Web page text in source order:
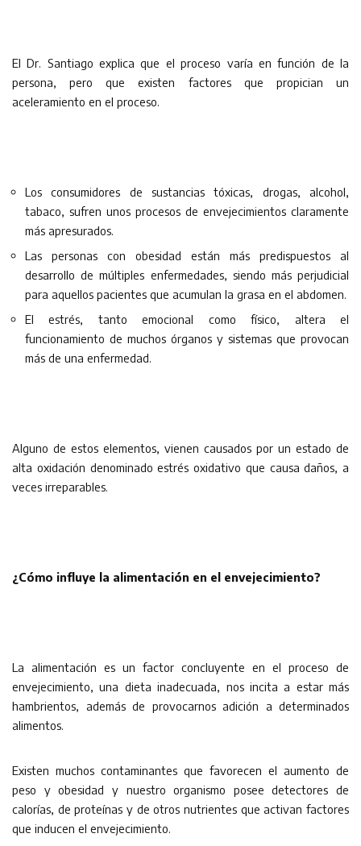
El Dr. Santiago explica que el proceso varía en función de la
persona, pero que existen factores que propician un
aceleramiento en el proceso.
Los consumidores de sustancias tóxicas, drogas, alcohol,
tabaco, sufren unos procesos de envejecimientos claramente
más apresurados.
Las personas con obesidad están más predispuestos al
desarrollo de múltiples enfermedades, siendo más perjudicial
para aquellos pacientes que acumulan la grasa en el abdomen.
El estrés, tanto emocional como físico, altera el
funcionamiento de muchos órganos y sistemas que provocan
más de una enfermedad.
Alguno de estos elementos, vienen causados por un estado de
alta oxidación denominado estrés oxidativo que causa daños, a
veces irreparables.
¿Cómo influye la alimentación en el envejecimiento?
La alimentación es un factor concluyente en el proceso de
envejecimiento, una dieta inadecuada, nos incita a estar más
hambrientos, además de provocarnos adición a determinados
alimentos.
Existen muchos contaminantes que favorecen el aumento de
peso y obesidad y nuestro organismo posee detectores de
calorías, de proteínas y de otros nutrientes que activan factores
que inducen el envejecimiento.